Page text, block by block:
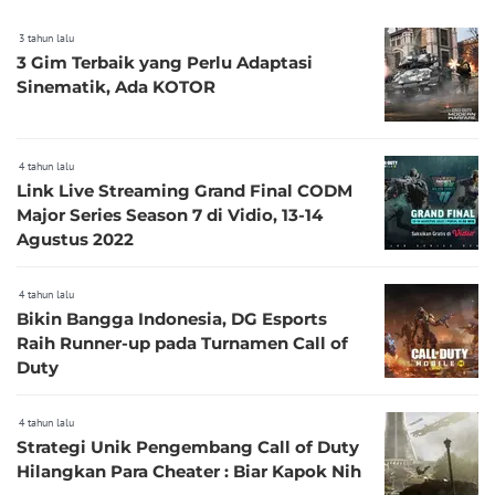
3 tahun lalu
3 Gim Terbaik yang Perlu Adaptasi
Sinematik, Ada KOTOR
4 tahun lalu
Link Live Streaming Grand Final CODM
Major Series Season 7 di Vidio, 13-14
Agustus 2022
4 tahun lalu
Bikin Bangga Indonesia, DG Esports
Raih Runner-up pada Turnamen Call of
Duty
4 tahun lalu
Strategi Unik Pengembang Call of Duty
Hilangkan Para Cheater : Biar Kapok Nih